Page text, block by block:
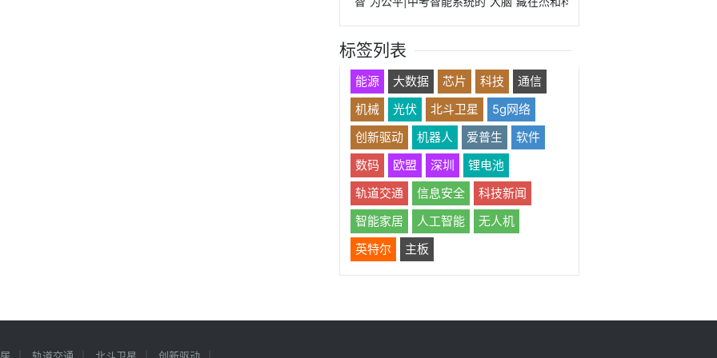
标签列表
能源 大数据 芯片 科技
通信
机械
光伏 北斗卫星
5g网络
创新驱动
机器人 爱普生
软件
数码
欧盟 深圳
锂电池
轨道交通
信息安全
科技新闻
智能家居
人工智能
无人机
英特尔
主板